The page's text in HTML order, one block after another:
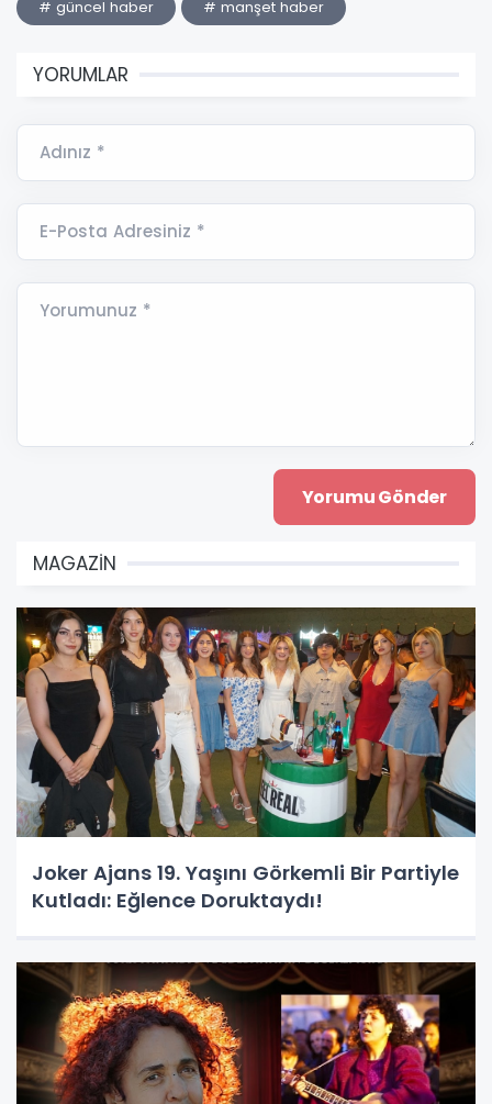
# güncel haber # manşet haber
YORUMLAR
Adınız *
E-Posta Adresiniz *
Yorumunuz *
MAGAZİN
Joker Ajans 19. Yaşını Görkemli Bir Partiyle
Kutladı: Eğlence Doruktaydı!